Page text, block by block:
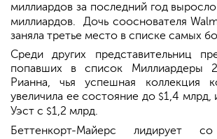
миллиардов за последний год
миллиардов. Дочь сооснователя
заняла третье место в списке самых
Среди других представительниц
попавших в список Миллиардеры
Рианна, чья успешная коллекция
увеличила ее состояние до $1,4 млрд,
Уэст с $1,2 млрд.
Беттенкорт-Майерс лидирует со